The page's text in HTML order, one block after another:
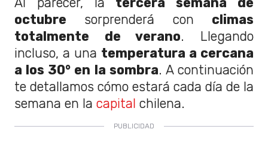
octubre sorprenderá con climas
totalmente de verano. Llegando
incluso, a una temperatura a cercana
a los 30° en la sombra. A continuación
te detallamos cómo estará cada día de la
semana en la capital chilena.